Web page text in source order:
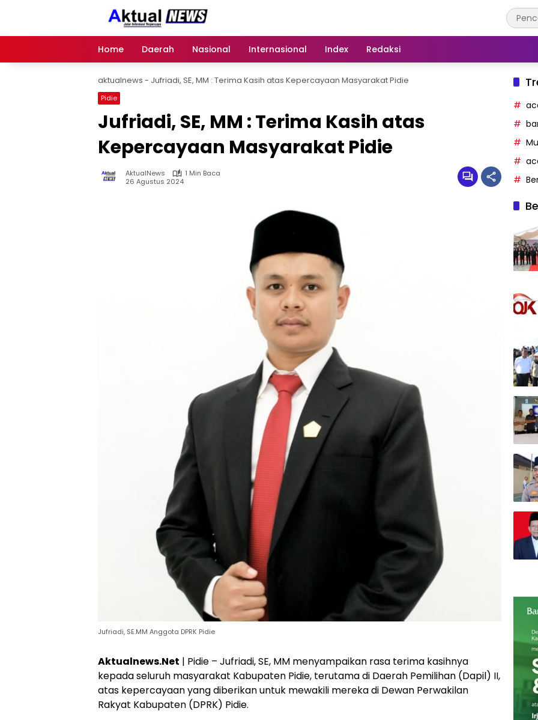
Home
Daerah Nasional Internasional Index Redaksi
aktualnews - Jufriadi, SE, MM : Terima Kasih atas Kepercayaan Masyarakat Pidie
Pidie
Jufriadi, SE, MM : Terima Kasih atas
Kepercayaan Masyarakat Pidie
AktualNews
1 Min Baca
26 Agustus 2024
Jufriadi, SE.MM Anggota DPRK Pidie
Aktualnews.Net | Pidie – Jufriadi, SE, MM menyampaikan rasa terima kasihnya
kepada seluruh masyarakat Kabupaten Pidie, terutama di Daerah Pemilihan (Dapil) II,
atas kepercayaan yang diberikan untuk mewakili mereka di Dewan Perwakilan
Rakyat Kabupaten (DPRK) Pidie.